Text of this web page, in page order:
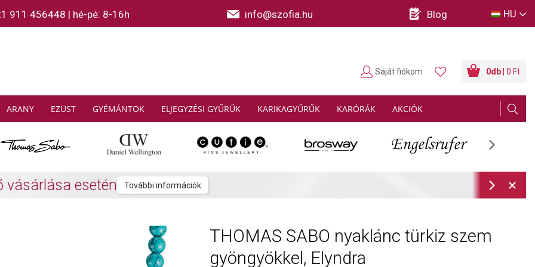
911 456448 | hé-pé: 8-16h info@szofia.hu Blog HU
ARANY EZÜST GYÉMÁNTOK ELJEGYZÉSI GYŰRŰK KARIKAGYŰRŰK KARÓRÁK AKCIÓK
0db | 0 Ft
Saját fiókom
SABO: Gyűjtsön és spóroljon
THOMAS SABO nyaklánc türkiz szem
gyöngyökkel, Elyndra